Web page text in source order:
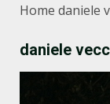
Home daniele
daniele